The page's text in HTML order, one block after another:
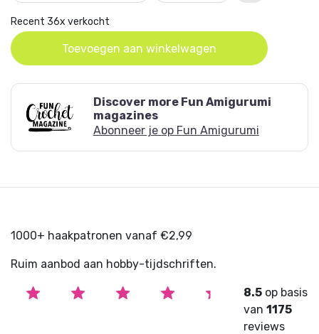
you to download and save the PDF file.
Tip: don’t want to lose the file? Then create an
you can always find your online items again.
Recent 36x verkocht
Toevoegen aan winkelwagen
Discover more Fun Amigurumi
magazines
Abonneer je op Fun Amigurumi
1000+ haakpatronen vanaf €2,99
Ruim aanbod aan hobby-tijdschriften.
8.5 op basis
van1175
reviews